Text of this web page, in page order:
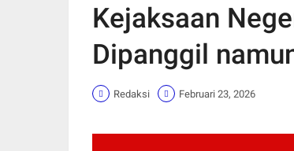
Kejaksaan
Dipanggil
Redaksi Februari 23, 2026